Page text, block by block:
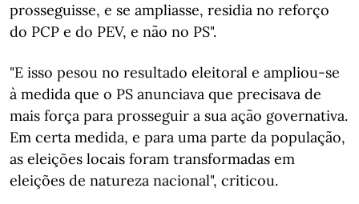
prosseguisse, e se ampliasse, residia no reforço
do PCP e do PEV, e não no PS".
"E isso pesou no resultado eleitoral e ampliou-se
à medida que o PS anunciava que precisava de
mais força para prosseguir a sua ação governativa.
Em certa medida, e para uma parte da população,
as eleições locais foram transformadas em
eleições de natureza nacional", criticou.